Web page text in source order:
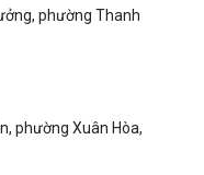
phường Thanh
phường Xuân Hòa,